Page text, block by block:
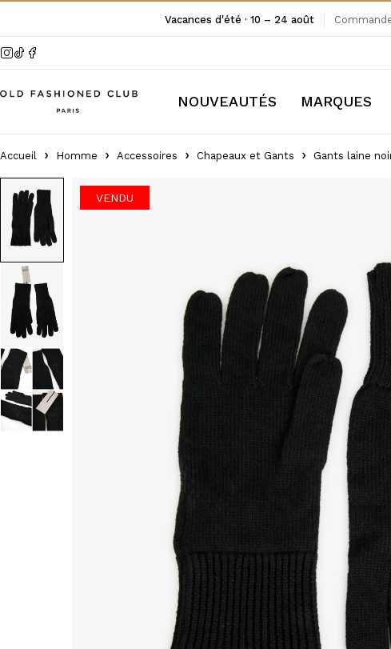
Vacances d'été · 10 – 24 août
NOUVEAUTÉS MARQUES
Accueil Homme Accessoires Chapeaux et Gants Gants laine
VENDU